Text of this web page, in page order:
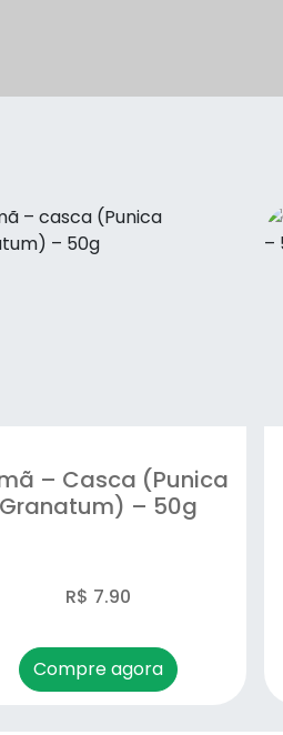
– Casca (Punica
Granatum) – 50g
R$ 7.90
Compre agora